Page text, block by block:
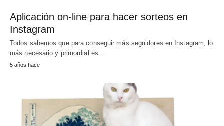
Aplicación on-line para hacer sorteos en
Instagram
Todos sabemos que para conseguir más seguidores en Instagram, lo
más necesario y primordial es…
5 años hace